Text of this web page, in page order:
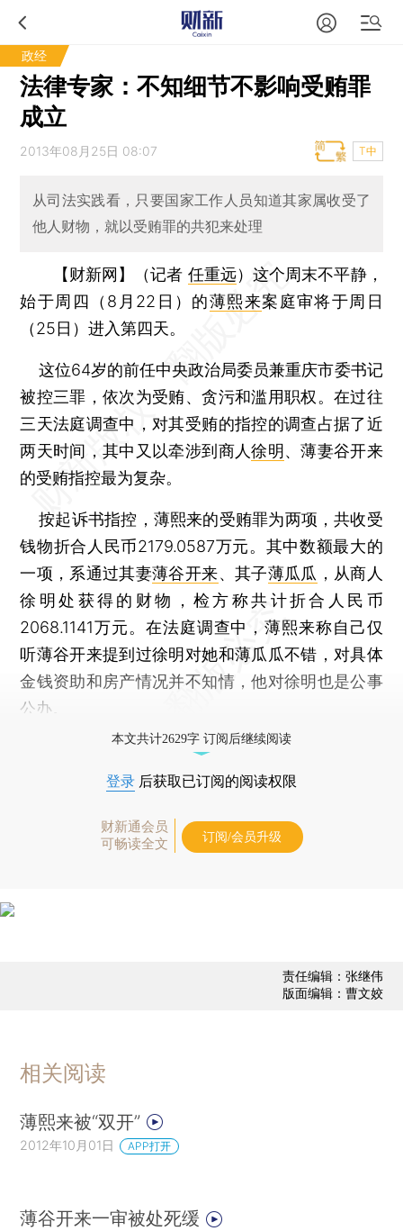
政经
法律专家：不知细节不影响受贿罪
成立
2013年08月25日 08:07 T中
从司法实践看，只要国家工作人员知道其家属收受了
他人财物，就以受贿罪的共犯来处理
【财新网】（记者 任重远） 这个周末不平静，
始于周四（8月22日）的薄熙来案庭审将于周日
（25日）进入第四天。
这位64岁的前任中央政治局委员兼重庆市委书记
被控三罪，依次为受贿、贪污和滥用职权。在过往
三天法庭调查中，对其受贿的指控的调查占据了近
两天时间，其中又以牵涉到商人徐明 、薄妻谷开来
的受贿指控最为复杂。
按起诉书指控，薄熙来的受贿罪为两项，共收受
钱物折合人民币2179.0587万元。其中数额最大的
一项，系通过其妻薄谷开来、其子薄瓜瓜 ，从商人
徐明处获得的财物，检方称共计折合人民币
2068.1141万元。在法庭调查中，薄熙来称自己仅
听薄谷开来提到过徐明对她和薄瓜瓜不错，对具体
金钱资助和房产情况并不知情，他对徐明也是公事
公办。
本文共计2629字 订阅后继续阅读
登录 后获取已订阅的阅读权限
财新通会员
可畅读全文
订阅/会员升级
责任编辑：张继伟
版面编辑：曹文姣
相关阅读
薄熙来被“双开”
2012年10月01日 APP打开
薄谷开来一审被处死缓